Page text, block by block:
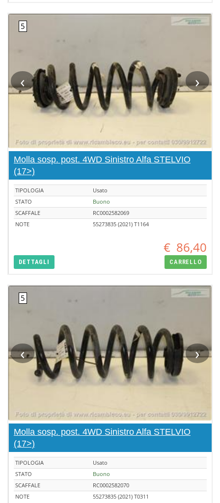
‹ ›
Molla sosp. post. 4WD Sinistro Alfa STELVIO
(17>)
TIPOLOGIA
Usato
STATO
Buono
SCAFFALE
RC0002582069
NOTE
55273835 (2021) T1164
€ 86,40
DETTAGLI CARRELLO
‹ ›
Molla sosp. post. 4WD Sinistro Alfa STELVIO
(17>)
TIPOLOGIA
Usato
STATO
Buono
SCAFFALE
RC0002582070
NOTE
55273835 (2021) T0311